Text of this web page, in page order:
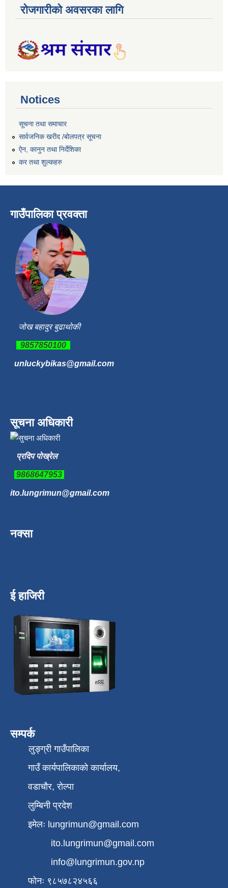
रोजगारीको अवसरका लागि
Notices
सूचना तथा समाचार
सार्वजनिक खरीद /बोलपत्र सूचना
ऐन, कानुन तथा निर्देशिका
कर तथा शुल्कहरु
गाउँपालिका प्रवक्ता
जोख बहादुर बुढाथोकी
9857850100
unluckybikas@gmail.com
सूचना अधिकारी
प्रदिप पोख्रेल
9868647953
ito.lungrimun@gmail.com
नक्सा
ई हाजिरी
सम्पर्क
लुङ्ग्री गाउँपालिका
गाउँ कार्यपालिकाको कार्यालय,
वडाचौर, रोल्पा
लुम्बिनी प्रदेश
इमेलः lungrimun@gmail.com
ito.lungrimun@gmail.com
info@lungrimun.gov.np
फोनः ९८५७८२४५६६